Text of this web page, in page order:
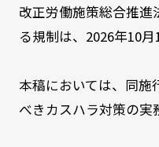
改正労働施策総合推
る規制は、2026年10月
本稿においては、同施
べきカスハラ対策の実